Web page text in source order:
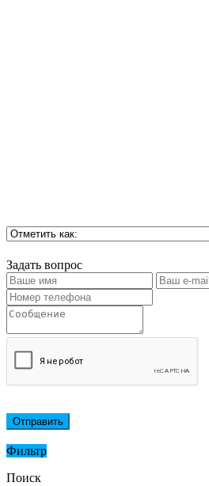
Задать вопрос
Отправить
Фильтр
Поиск